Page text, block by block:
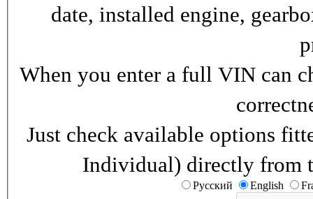
date, installed engine,
When you enter a full VIN can
Just check available options
Individual) directly from
Русский English